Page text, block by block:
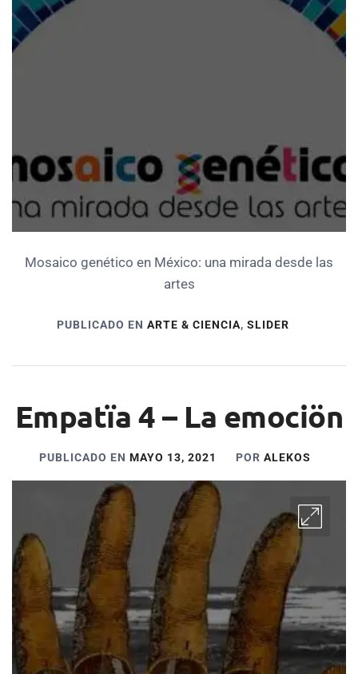
Mosaico genético en México: una mirada desde las
artes
PUBLICADO EN ARTE & CIENCIA, SLIDER
Empatïa 4 – La emociön
PUBLICADO EN MAYO 13, 2021 POR ALEKOS